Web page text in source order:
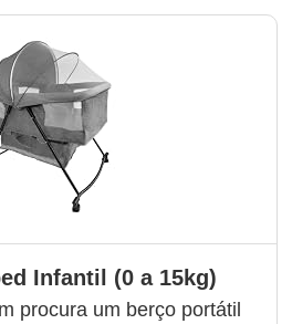
Infantil (0 a 15kg)
procura um berço portátil